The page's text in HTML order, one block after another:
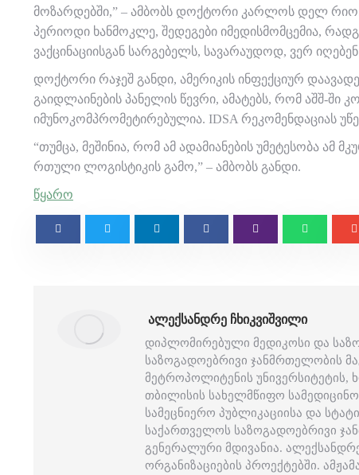
მოზარდებში,” – ამბობს დოქტორი კარლოს დელ რიო.
პერიოდი ხანმოკლე, შედეგები იმედისმომცემია,
ვაქცინაციისგან სარგებელს, სავარაუდოდ, ვერ
დოქტორი რაჯეშ განდი, ამერიკის ინფექციურ
გაიდლაინების პანელის წევრი, ამატებს, რომ აშშ-ში
იმუნოკომპრომეტირებულია. IDSA რეკომენდაციას
“თუმცა, მეშინია, რომ ამ ადამიანების უმეტესობა ამ
რთული ლოგისტიკის გამო,” – ამბობს განდი.
წყარო
ᲐᲚᲔᲥᲡᲐᲜᲓᲠᲔ ᲩᲮᲘᲙᲕᲘᲨᲕᲘᲚᲘ
დიპლომირებული მედიკოსი და
საზოგადოებრივი ჯანმრთელობის
მეტროპოლიტენის
თბილისის სახელმწიფო
სამეცნიერო პუბლიკაციისა და
საქართველოს საზოგადოებრივი
გენერალური მდივანია.
ორგანიზაციების პროექტებში.